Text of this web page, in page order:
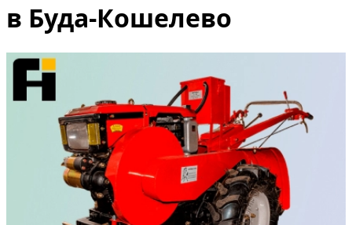
в Буда-Кошелево